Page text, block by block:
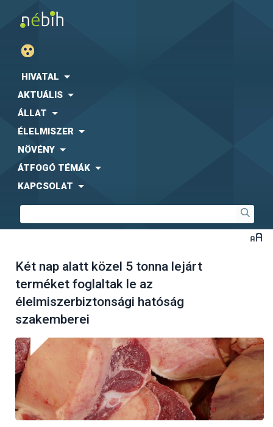
HIVATAL
AKTUÁLIS
ÁLLAT
ÉLELMISZER
NÖVÉNY
ÁTFOGÓ TÉMÁK
KAPCSOLAT
Két nap alatt közel 5 tonna lejárt
terméket foglaltak le az
élelmiszerbiztonsági hatóság
szakemberei